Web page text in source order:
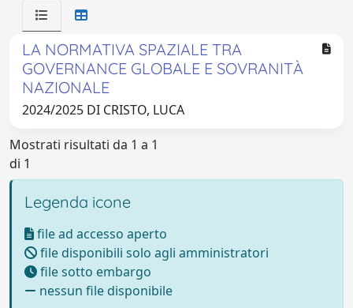
LA NORMATIVA SPAZIALE TRA
GOVERNANCE GLOBALE E SOVRANITÀ
NAZIONALE
2024/2025 DI CRISTO, LUCA
Mostrati risultati da 1 a 1
di 1
Legenda icone
file ad accesso aperto
file disponibili solo agli amministratori
file sotto embargo
nessun file disponibile